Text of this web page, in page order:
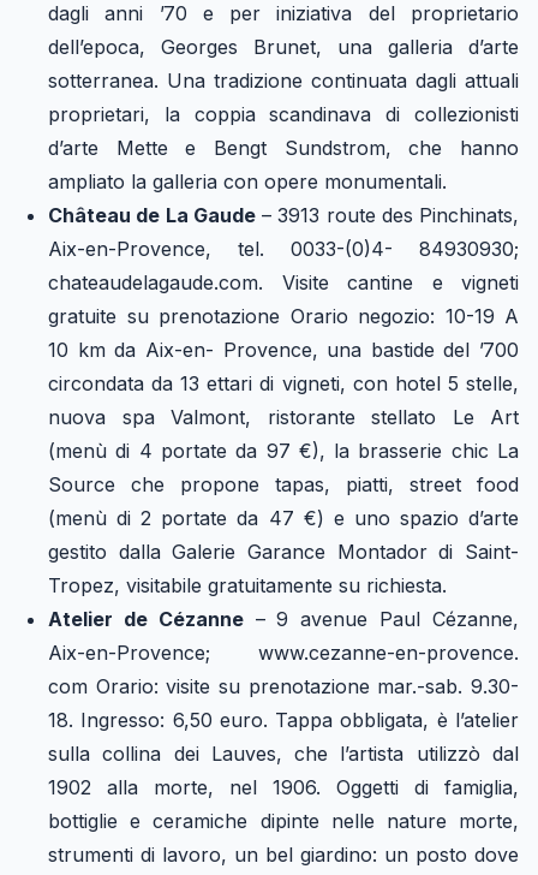
dagli anni ’70 e per iniziativa del proprietario
dell’epoca, Georges Brunet, una galleria d’arte
sotterranea. Una tradizione continuata dagli attuali
proprietari, la coppia scandinava di collezionisti
d’arte Mette e Bengt Sundstrom, che hanno
ampliato la galleria con opere monumentali.
Château de La Gaude– 3913 route des Pinchinats,
Aix-en-Provence, tel. 0033-(0)4- 84930930;
chateaudelagaude.com. Visite cantine e vigneti
gratuite su prenotazione Orario negozio: 10-19 A
10 km da Aix-en- Provence, una bastide del ’700
circondata da 13 ettari di vigneti, con hotel 5 stelle,
nuova spa Valmont, ristorante stellato Le Art
(menù di 4 portate da 97 €), la brasserie chic La
Source che propone tapas, piatti, street food
(menù di 2 portate da 47 €) e uno spazio d’arte
gestito dalla Galerie Garance Montador di Saint-
Tropez, visitabile gratuitamente su richiesta.
Atelier de Cézanne– 9 avenue Paul Cézanne,
Aix-en-Provence; www.cezanne-en-provence.
com Orario: visite su prenotazione mar.-sab. 9.30-
18. Ingresso: 6,50 euro. Tappa obbligata, è l’atelier
sulla collina dei Lauves, che l’artista utilizzò dal
1902 alla morte, nel 1906. Oggetti di famiglia,
bottiglie e ceramiche dipinte nelle nature morte,
strumenti di lavoro, un bel giardino: un posto dove